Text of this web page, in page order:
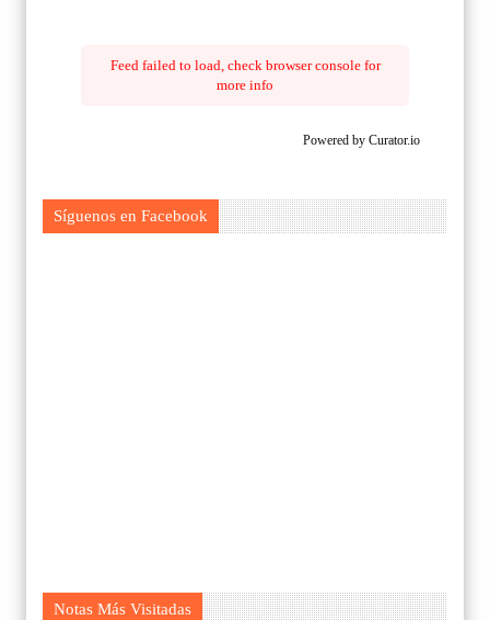
Feed failed to load, check browser console for
more info
Powered by Curator.io
Síguenos en Facebook
Notas Más Visitadas